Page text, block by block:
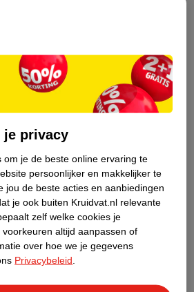
aan?
dagcrème aan of volg je gebruikelijk
CC cream over je gezicht.
de randen van je gezicht voor een
dan een extra laagje aan.
je make-uproutine.
je privacy
om je de beste online ervaring te
persoonlijker en makkelijker te
jou de beste acties en aanbiedingen
je ook buiten Kruidvat.nl relevante
zelf welke cookies je
voorkeuren altijd aanpassen of
over hoe we je gegevens
Privacybeleid